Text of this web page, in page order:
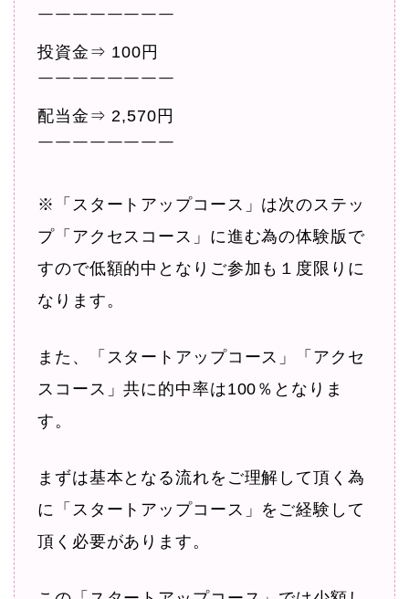
￣￣￣￣￣￣￣￣
投資金⇒ 100円
￣￣￣￣￣￣￣￣
配当金⇒ 2,570円
￣￣￣￣￣￣￣￣
※「スタートアップコース」は次のステッ
プ「アクセスコース」に進む為の体験版で
すので低額的中となりご参加も１度限りに
なります。
また、「スタートアップコース」「アクセ
スコース」共に的中率は100％となりま
す。
まずは基本となる流れをご理解して頂く為
に「スタートアップコース」をご経験して
頂く必要があります。